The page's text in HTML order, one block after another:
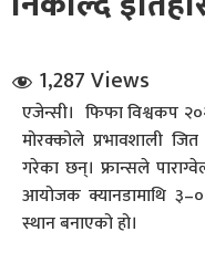
संवाद
1,287 Views
एजेन्सी। फिफा विश्वकप
मोरक्कोले प्रभावशाली
गरेका छन्। फ्रान्सले
आयोजक क्यानडामाथि
स्थान बनाएको हो।